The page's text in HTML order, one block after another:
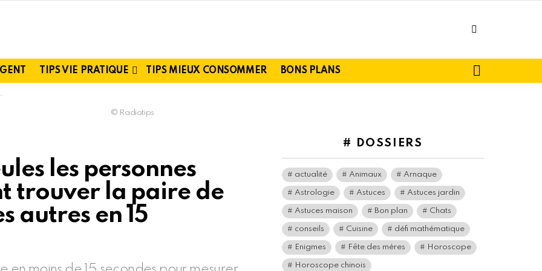
TIPS VIE PRATIQUE TIPS MIEUX CONSOMMER BONS PLANS
© Radiotips
les personnes
trouver la paire de
autres en 15
# DOSSIERS
actualité Animaux Arnaque
Astrologie Astuces Astuces jardin
Astuces maison Bon plan Chats
conseils Cuisine défi mathématique
Enigmes Fête des mères Horoscope
Horoscope chinois